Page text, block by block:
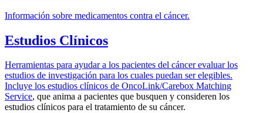
Información sobre medicamentos contra el cáncer.
Estudios Clínicos
Herramientas para ayudar a los pacientes del cáncer evaluar los
estudios de investigación para los cuales puedan ser elegibles.
Incluye los estudios clínicos de OncoLink/Carebox Matching
Service, que anima a pacientes que busquen y consideren los
estudios clínicos para el tratamiento de su cáncer.